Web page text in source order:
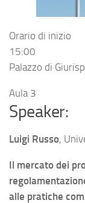
Orario di inizio
15:00
Palazzo di
Aula 3
Speaker:
Luigi Russo,
Il mercato dei
alle pratiche